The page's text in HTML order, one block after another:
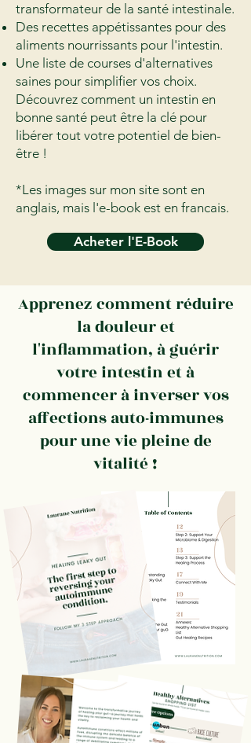
transformateur de la santé intestinale.
Des recettes appétissantes pour des
aliments nourrissants pour l'intestin.
Une liste de courses d'alternatives
saines pour simplifier vos choix.
Découvrez comment un intestin en
bonne santé peut être la clé pour
libérer tout votre potentiel de bien-
être !
*Les images sur mon site sont en
anglais, mais l'e-book est en francais.
Acheter l'E-Book
Apprenez comment réduire
la douleur et
l'inflammation, à guérir
votre intestin et à
commencer à inverser vos
affections auto-immunes
pour une vie pleine de
vitalité !